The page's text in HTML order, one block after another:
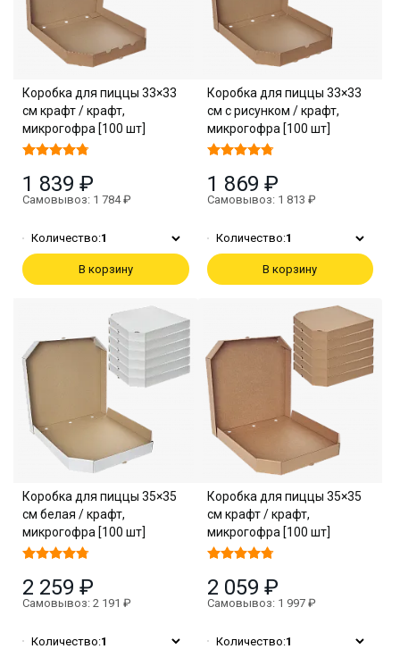
Коробка для пиццы 33×33
см крафт / крафт,
микрогофра [100 шт]
1 839 ₽
Самовывоз: 1 784 ₽
Количество:1
В корзину
Коробка для пиццы 33×33
см с рисунком / крафт,
микрогофра [100 шт]
1 869 ₽
Самовывоз: 1 813 ₽
Количество:1
В корзину
Коробка для пиццы 35×35
см белая / крафт,
микрогофра [100 шт]
2 259 ₽
Самовывоз: 2 191 ₽
Количество:1
Коробка для пиццы 35×35
см крафт / крафт,
микрогофра [100 шт]
2 059 ₽
Самовывоз: 1 997 ₽
Количество:1